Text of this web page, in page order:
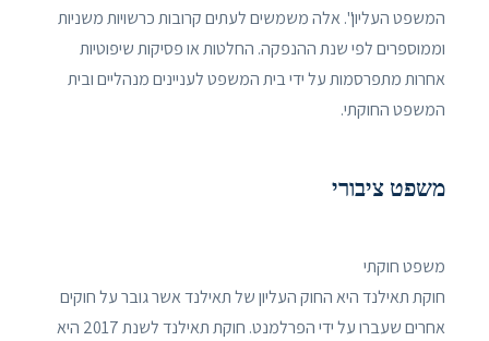
המשפט העליון". אלה משמשים לעתים קרובות כרשויות משניות
וממוספרים לפי שנת ההנפקה. החלטות או פסיקות שיפוטיות
אחרות מתפרסמות על ידי בית המשפט לעניינים מנהליים ובית
המשפט החוקתי.
משפט ציבורי
משפט חוקתי
חוקת תאילנד היא החוק העליון של תאילנד אשר גובר על חוקים
אחרים שעברו על ידי הפרלמנט. חוקת תאילנד לשנת 2017 היא